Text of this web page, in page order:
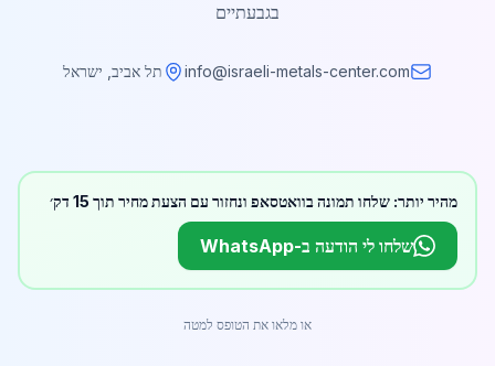
בגבעתיים
info@israeli-metals-center.com תל אביב, ישראל
מהיר יותר: שלחו תמונה בוואטסאפ ונחזור עם הצעת מחיר תוך 15 דק׳
שלחו לי הודעה ב-WhatsApp
או מלאו את הטופס למטה